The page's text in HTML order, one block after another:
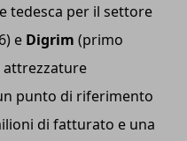
tedesca per il settore
e Digrim (primo
punto di riferimento
di fatturato e una